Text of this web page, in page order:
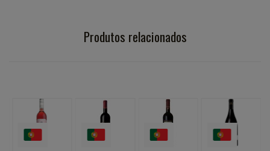
Produtos relacionados